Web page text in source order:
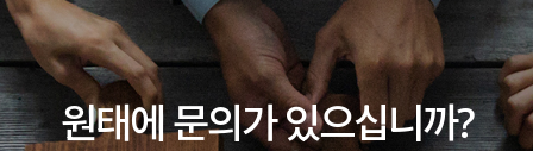
원태에 문의가 있으십니까?